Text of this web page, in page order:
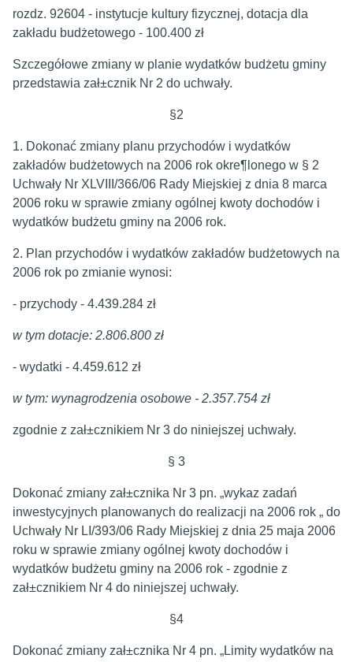
rozdz. 92604 - instytucje kultury fizycznej, dotacja dla
zakładu budżetowego - 100.400 zł
Szczegółowe zmiany w planie wydatków budżetu gminy
przedstawia zał±cznik Nr 2 do uchwały.
§2
1. Dokonać zmiany planu przychodów i wydatków
zakładów budżetowych na 2006 rok okre¶lonego w § 2
Uchwały Nr XLVIII/366/06 Rady Miejskiej z dnia 8 marca
2006 roku w sprawie zmiany ogólnej kwoty dochodów i
wydatków budżetu gminy na 2006 rok.
2. Plan przychodów i wydatków zakładów budżetowych na
2006 rok po zmianie wynosi:
- przychody - 4.439.284 zł
w tym dotacje: 2.806.800 zł
- wydatki - 4.459.612 zł
w tym: wynagrodzenia osobowe - 2.357.754 zł
zgodnie z zał±cznikiem Nr 3 do niniejszej uchwały.
§ 3
Dokonać zmiany zał±cznika Nr 3 pn. „wykaz zadań
inwestycyjnych planowanych do realizacji na 2006 rok „ do
Uchwały Nr LI/393/06 Rady Miejskiej z dnia 25 maja 2006
roku w sprawie zmiany ogólnej kwoty dochodów i
wydatków budżetu gminy na 2006 rok - zgodnie z
zał±cznikiem Nr 4 do niniejszej uchwały.
§4
Dokonać zmiany zał±cznika Nr 4 pn. „Limity wydatków na